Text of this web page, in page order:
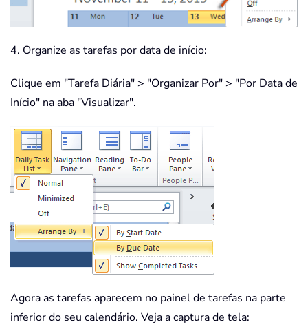
4. Organize as tarefas por data de início:
Clique em "Tarefa Diária" > "Organizar Por" > "Por Data de
Início" na aba "Visualizar".
Agora as tarefas aparecem no painel de tarefas na parte
inferior do seu calendário. Veja a captura de tela: